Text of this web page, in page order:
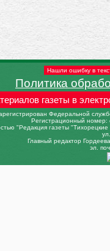
Нашли ошибку в
Политика
газеты в
Федеральной
Регистрационный
"Редакция газеты
Главный редактор
эл.